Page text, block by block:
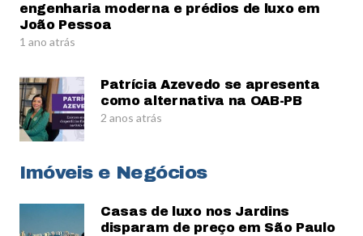
engenharia moderna e prédios de luxo em
João Pessoa
1 ano atrás
Patrícia Azevedo se apresenta
como alternativa na OAB-PB
2 anos atrás
Imóveis e Negócios
Casas de luxo nos Jardins
disparam de preço em São Paulo